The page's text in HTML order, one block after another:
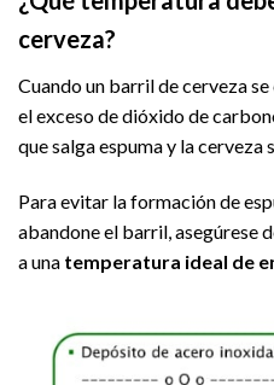
cerveza?
Cuando un barril de cerveza
el exceso de dióxido de
que salga espuma y la cerveza
Para evitar la formación de
abandone el barril, asegúrese
a una temperatura ideal de